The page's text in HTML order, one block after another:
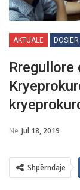
AKTUALE DOSIER
Rregullore
Në Jul 18, 2019
Shpërndaje